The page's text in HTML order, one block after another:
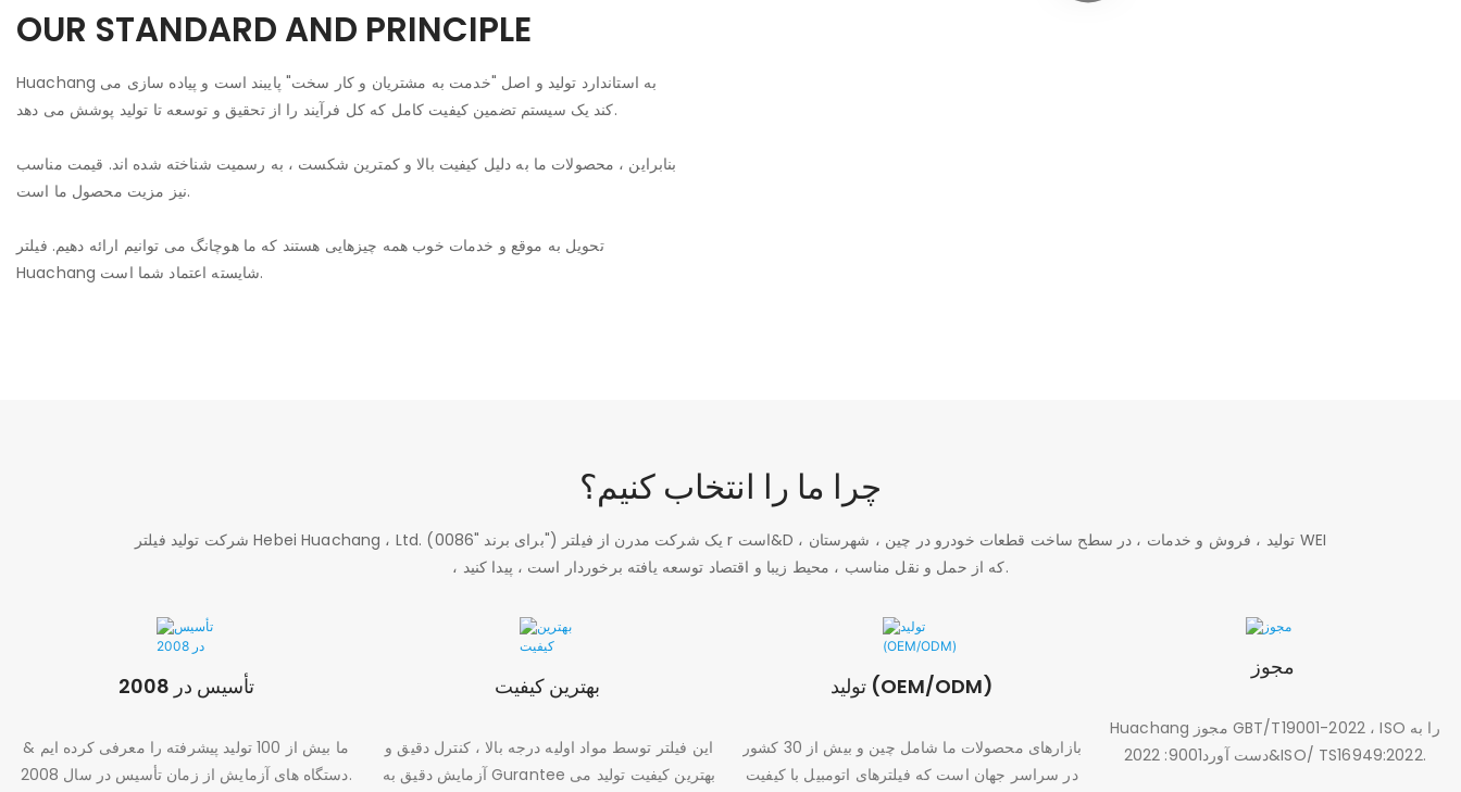
OUR STANDARD AND PRINCIPLE
Huachang به استاندارد تولید و اصل "خدمت به مشتریان و کار سخت" پایبند است و پیاده سازی می
کند یک سیستم تضمین کیفیت کامل که کل فرآیند را از تحقیق و توسعه تا تولید پوشش می دهد.
بنابراین ، محصولات ما به دلیل کیفیت بالا و کمترین شکست ، به رسمیت شناخته شده اند. قیمت مناسب
نیز مزیت محصول ما است.
تحویل به موقع و خدمات خوب همه چیزهایی هستند که ما هوچانگ می توانیم ارائه دهیم. فیلتر
Huachang شایسته اعتماد شما است.
چرا ما را انتخاب کنیم؟
شرکت تولید فیلتر Hebei Huachang ، Ltd. (برای برند "0086") یک شرکت مدرن از فیلتر r است&D ، تولید ، فروش و خدمات ، در سطح ساخت قطعات خودرو در چین ، شهرستان WEI
، که از حمل و نقل مناسب ، محیط زیبا و اقتصاد توسعه یافته برخوردار است ، پیدا کنید.
تأسیس در 2008
ما بیش از 100 تولید پیشرفته را معرفی کرده ایم &
دستگاه های آزمایش از زمان تأسیس در سال 2008.
این فیلتر توسط مواد اولیه درجه بالا ، کنترل دقیق و
آزمایش دقیق به Gurantee بهترین کیفیت تولید می
تولید (OEM/ODM)
بازارهای محصولات ما شامل چین و بیش از 30 کشور
در سراسر جهان است که فیلترهای اتومبیل با کیفیت
Huachang مجوز GBT/T19001-2022 ، ISO را به
دست آورد9001: 2022&ISO/ TS16949:2022.